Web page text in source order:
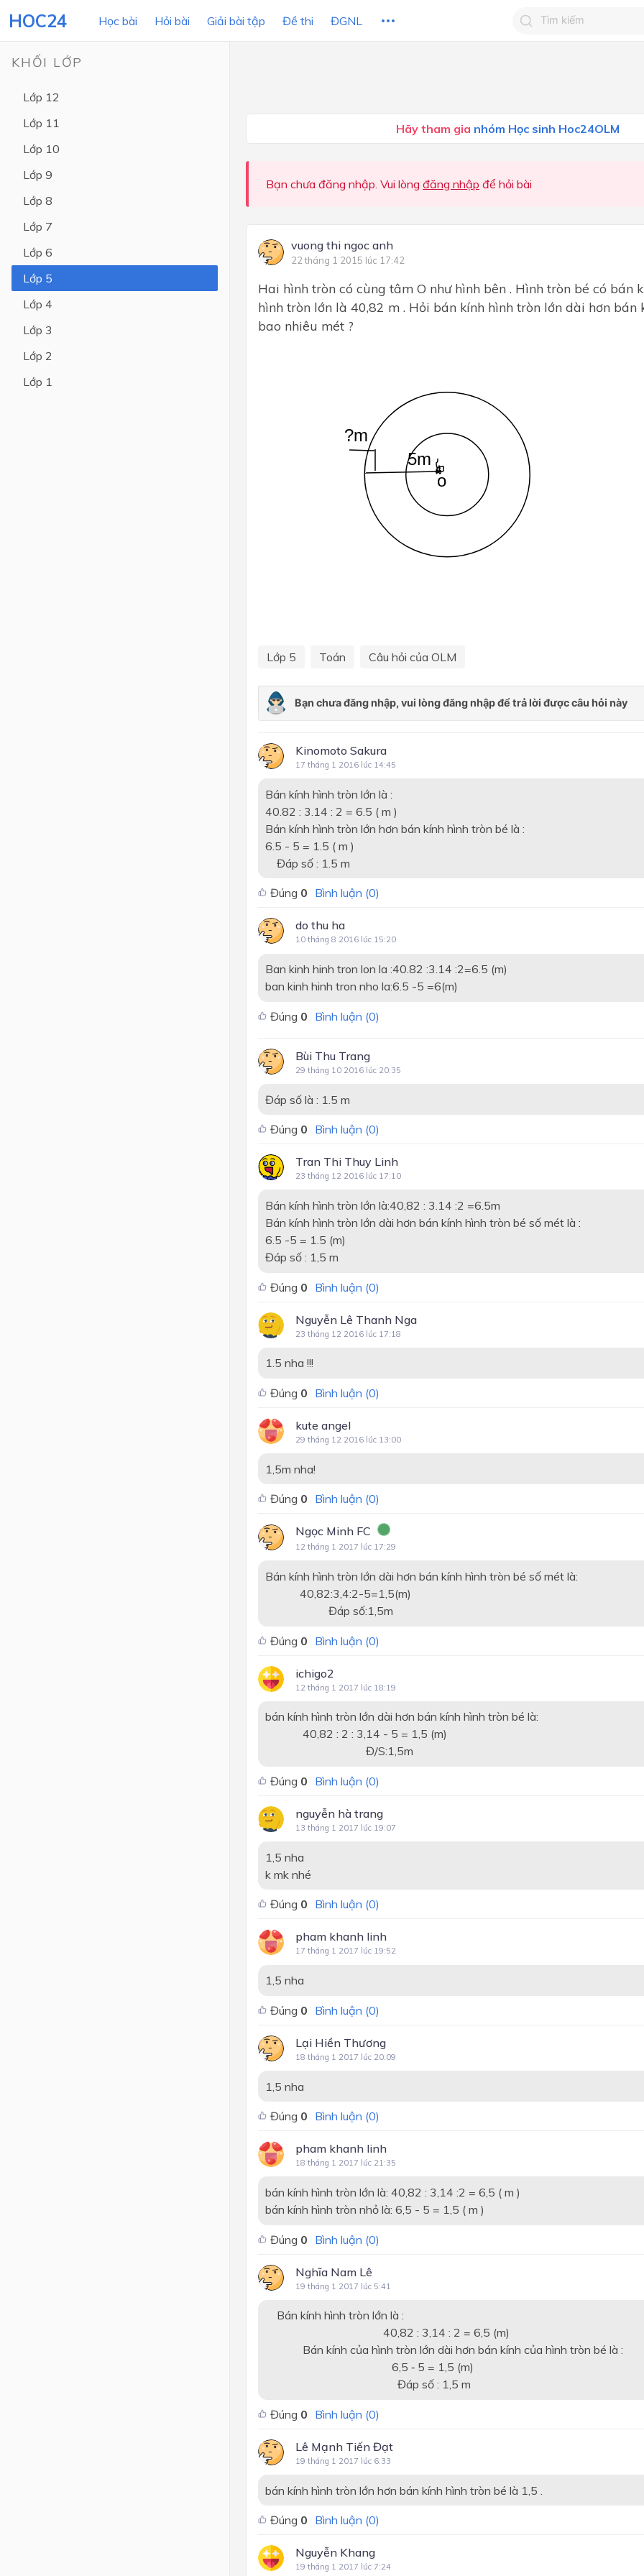
HOC24 Học bài Hỏi bài Giải bài tập Đề thi ĐGNL
Lớp 7
Lớp 6
KHỐI LỚP
Lớp 12
Lớp 11
Lớp 10
Lớp 9
Lớp 8
Lớp 7
Lớp 6
Lớp 5
Lớp 4
Lớp 3
Lớp 2
Lớp 1
Hãy tham gia nhóm Học sinh Hoc24OLM
Bạn chưa đăng nhập. Vui lòng đăng nhập để hỏi bài
vuong thi ngoc anh
22 tháng 1 2015 lúc 17:42
Hai hình tròn có cùng tâm O như hình bên . Hình tròn bé có bán
hình tròn lớn là 40,82 m . Hỏi bán kính hình tròn lớn dài hơn bán
bao nhiêu mét ?
o
5m
?m
Lớp 5 Toán Câu hỏi của OLM
Kinomoto Sakura
17 tháng 1 2016 lúc 14:45
Bán kính hình tròn lớn là :
40.82 : 3.14 : 2 = 6.5 ( m )
Bán kính hình tròn lớn hơn bán kính hình tròn bé là :
6.5 - 5 = 1.5 ( m )
Đáp số : 1.5 m
Đúng 0 Bình luận (0)
do thu ha
10 tháng 8 2016 lúc 15:20
Ban kinh hinh tron lon la :40.82 :3.14 :2=6.5 (m)
ban kinh hinh tron nho la:6.5 -5 =6(m)
Đúng 0 Bình luận (0)
Bùi Thu Trang
29 tháng 10 2016 lúc 20:35
Đáp số là : 1.5 m
Đúng 0 Bình luận (0)
Tran Thi Thuy Linh
23 tháng 12 2016 lúc 17:10
Bán kính hình tròn lớn là:40,82 : 3.14 :2 =6.5m
Bán kính hình tròn lớn dài hơn bán kính hình tròn bé số mét là :
6.5 -5 = 1.5 (m)
Đáp số : 1,5 m
Đúng 0 Bình luận (0)
Nguyễn Lê Thanh Nga
23 tháng 12 2016 lúc 17:18
1.5 nha !!!
Đúng 0 Bình luận (0)
kute angel
29 tháng 12 2016 lúc 13:00
1,5m nha!
Đúng 0 Bình luận (0)
Ngọc Minh FC
12 tháng 1 2017 lúc 17:29
Bán kính hình tròn lớn dài hơn bán kính hình tròn bé số mét là:
40,82:3,4:2-5=1,5(m)
Đáp số:1,5m
Đúng 0 Bình luận (0)
ichigo2
12 tháng 1 2017 lúc 18:19
bán kính hình tròn lớn dài hơn bán kính hình tròn bé là:
40,82 : 2 : 3,14 - 5 = 1,5 (m)
Đ/S:1,5m
Đúng 0 Bình luận (0)
nguyễn hà trang
13 tháng 1 2017 lúc 19:07
1,5 nha
k mk nhé
Đúng 0 Bình luận (0)
pham khanh linh
17 tháng 1 2017 lúc 19:52
1,5 nha
Đúng 0 Bình luận (0)
Lại Hiền Thương
18 tháng 1 2017 lúc 20:09
1,5 nha
Đúng 0 Bình luận (0)
pham khanh linh
18 tháng 1 2017 lúc 21:35
bán kính hình tròn lớn là: 40,82 : 3,14 :2 = 6,5 ( m )
bán kính hình tròn nhỏ là: 6,5 - 5 = 1,5 ( m )
Đúng 0 Bình luận (0)
Nghĩa Nam Lê
19 tháng 1 2017 lúc 5:41
Bán kính hình tròn lớn là :
40,82 : 3,14 : 2 = 6,5 (m)
Bán kính của hình tròn lớn dài hơn bán kính của hình tròn bé là :
6,5 ‐ 5 = 1,5 (m)
Đáp số : 1,5 m
Đúng 0 Bình luận (0)
Lê Mạnh Tiến Đạt
19 tháng 1 2017 lúc 6:33
bán kính hình tròn lớn hơn bán kính hình tròn bé là 1,5 .
Đúng 0 Bình luận (0)
Nguyễn Khang
19 tháng 1 2017 lúc 7:24